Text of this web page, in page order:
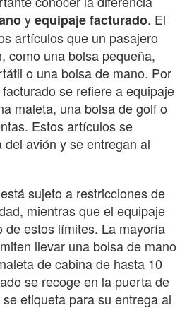
yequipaje facturado. El
artículos que un pasajero
como una bolsa pequeña,
o una bolsa de mano. Por
se refiere a equipaje
maleta, una bolsa de golf o
Estos artículos se
avión y se entregan al
sujeto a restricciones de
mientras que el equipaje
de estos límites. La mayoría
llevar una bolsa de mano
de cabina de hasta 10
se recoge en la puerta de
etiqueta para su entrega al